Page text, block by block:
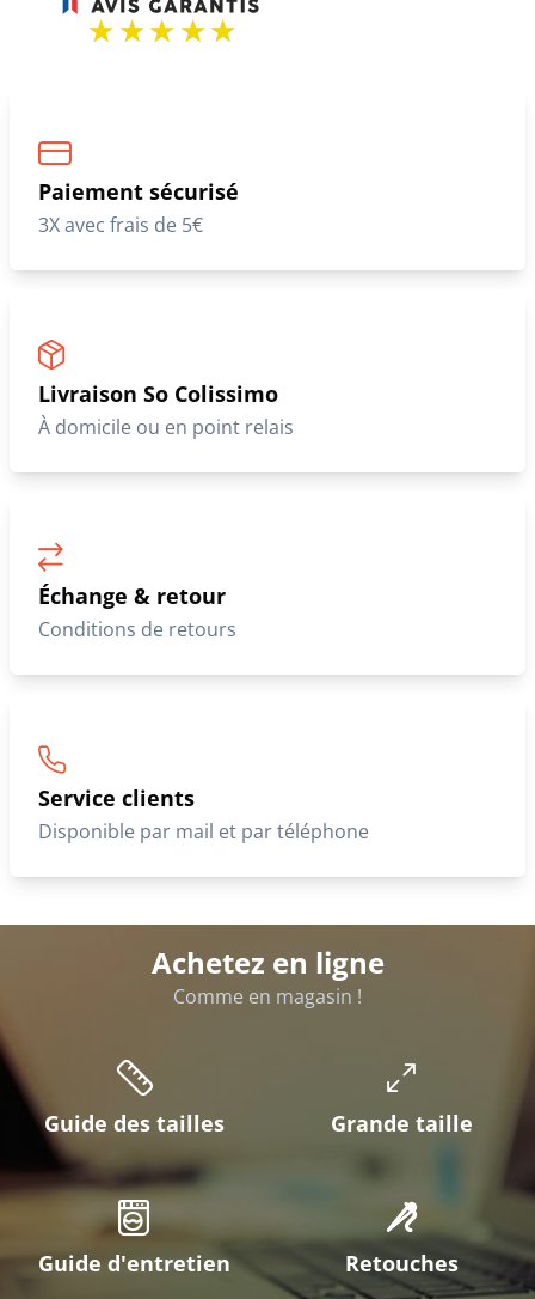
Paiement sécurisé
3X avec frais de 5€
Livraison So Colissimo
À domicile ou en point relais
Échange & retour
Conditions de retours
Service clients
Disponible par mail et par téléphone
Achetez en ligne
Comme en magasin !
Guide des tailles Grande taille
Guide d'entretien Retouches